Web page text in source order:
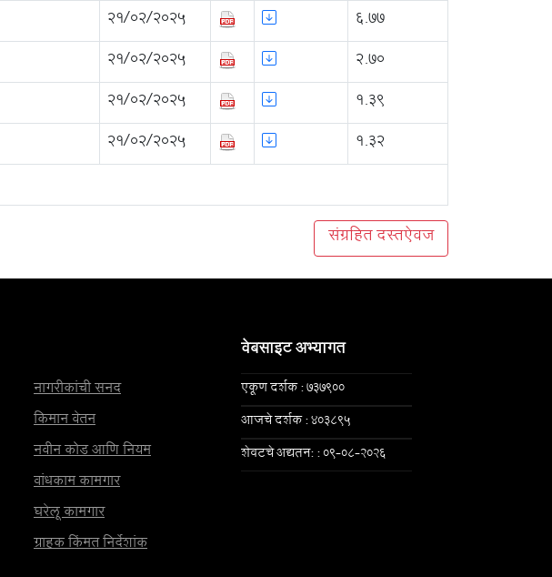
21/02/2025
6.77
21/02/2025
2.70
21/02/2025
1.39
21/02/2025 1.32
संग्रहित दस्तऐवज
नागरीकांची सनद
किमान वेतन
नवीन कोड आणि नियम
बांधकाम कामगार
घरेलू कामगार
ग्राहक किंमत निर्देशांक
वेबसाइट अभ्यागत
एकूण दर्शक : 737900
आजचे दर्शक : 403895
शेवटचे अद्यतन: : 09-08-2026